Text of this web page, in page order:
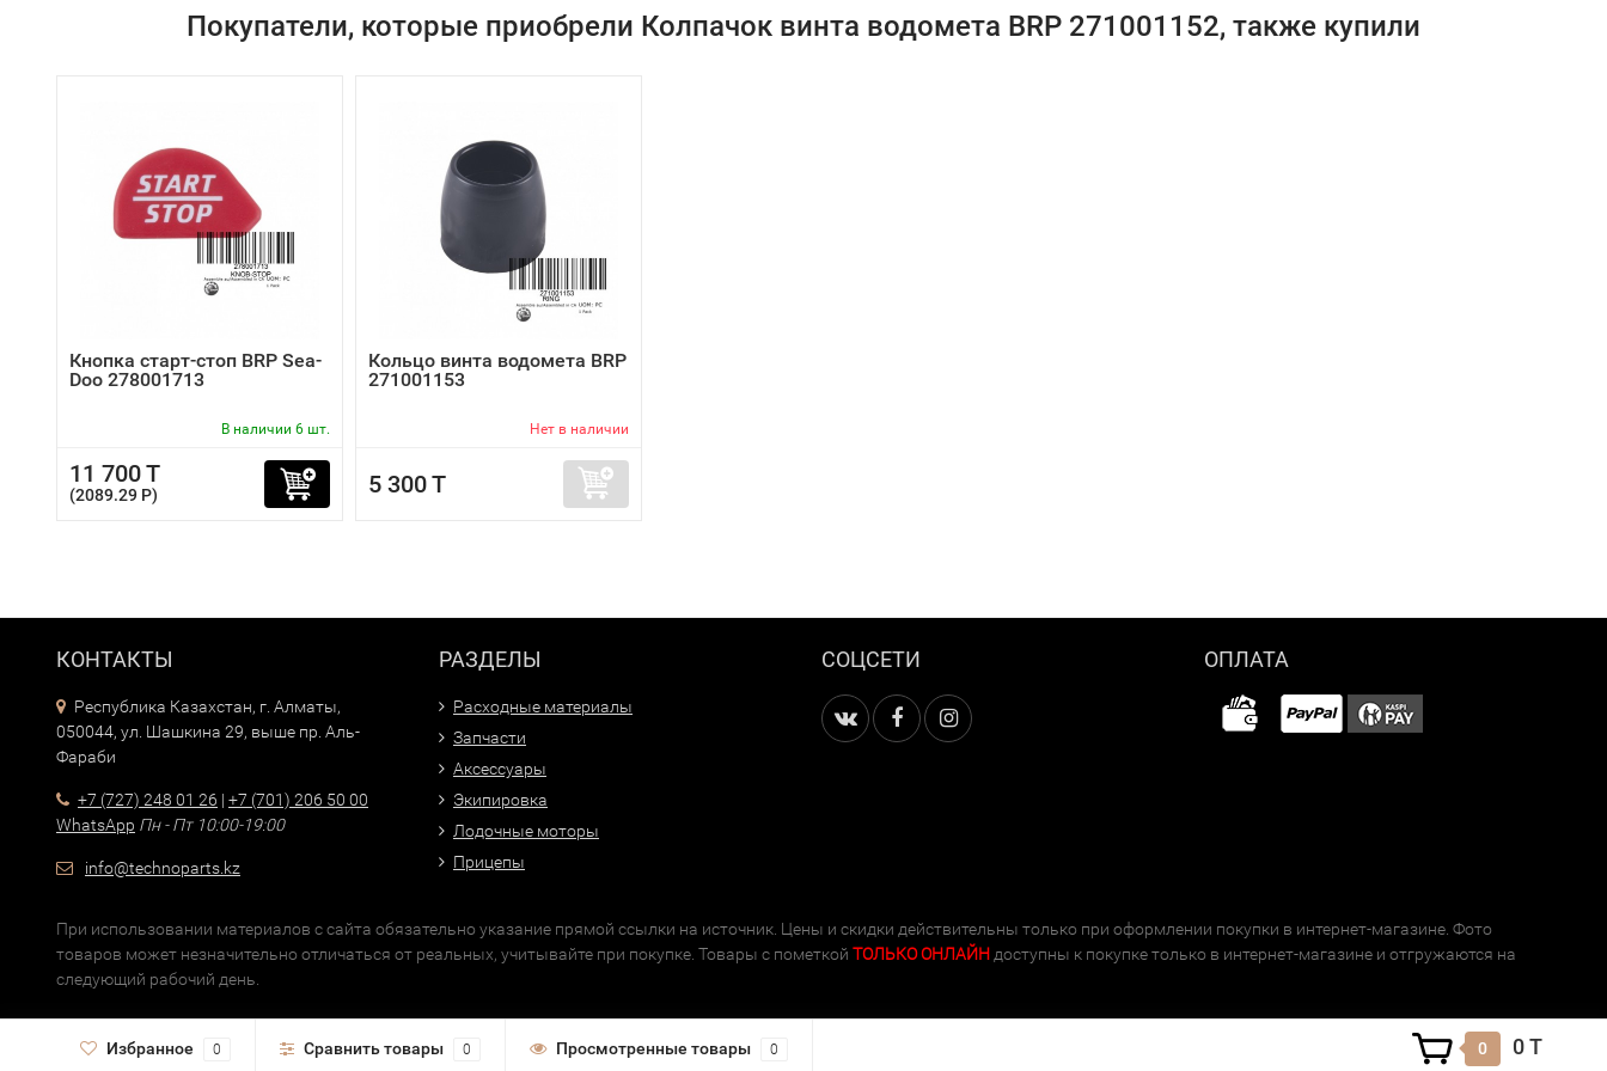
Покупатели, которые приобрели Колпачок винта водомета BRP 271001152, также купили
Кнопка старт-стоп BRP Sea-
Doo 278001713
В наличии 6 шт.
11 700 T
(2089.29 P)
Кольцо винта водомета BRP
271001153
Нет в наличии
5 300 T
КОНТАКТЫ
Республика Казахстан, г. Алматы,
050044, ул. Шашкина 29, выше пр. Аль-
Фараби
+7 (727) 248 01 26 | +7 (701) 206 50 00
WhatsApp Пн - Пт 10:00-19:00
info@technoparts.kz
РАЗДЕЛЫ
Расходные материалы
Запчасти
Аксессуары
Экипировка
Лодочные моторы
Прицепы
СОЦСЕТИ ОПЛАТА
При использовании материалов с сайта обязательно указание прямой ссылки на источник. Цены и скидки действительны только при оформлении покупки в интернет-магазине. Фото
товаров может незначительно отличаться от реальных, учитывайте при покупке. Товары с пометкой ТОЛЬКО ОНЛАЙН доступны к покупке только в интернет-магазине и отгружаются на
следующий рабочий день.
Избранное 0 Сравнить товары 0 Просмотренные товары 0 0 0 T